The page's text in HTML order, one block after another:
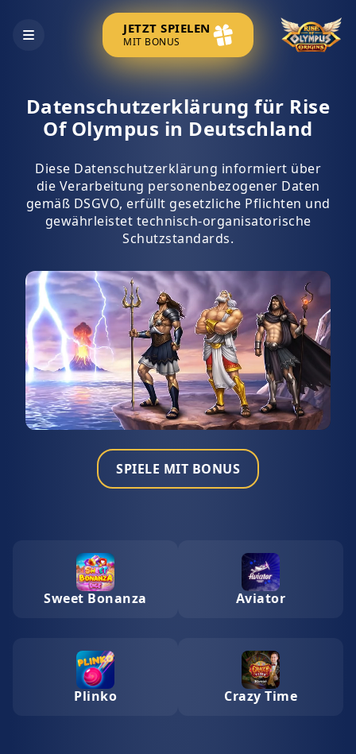
JETZT SPIELEN
MIT BONUS
Datenschutzerklärung für Rise
Of Olympus in Deutschland
Diese Datenschutzerklärung informiert über
die Verarbeitung personenbezogener Daten
gemäß DSGVO, erfüllt gesetzliche Pflichten und
gewährleistet technisch-organisatorische
Schutzstandards.
SPIELE MIT BONUS
Sweet Bonanza Aviator
Plinko Crazy Time